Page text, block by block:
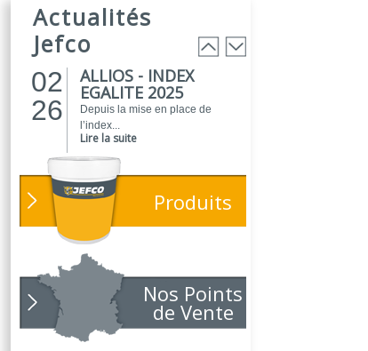
Actualités
Jefco
EVOGREEN est une gamme de
Lire la suite
02
26
ALLIOS - INDEX
EGALITE 2025
Depuis la mise en place de
l’index...
Lire la suite
01
26
ATELIER DU
PEINTRE 2026 !
Parce que chaque chantier
compte, nous...
Lire la suite
01
26
NOUVEAUTÉ
POLARIS
Toujours soucieux des besoins
Lire la suite
Produits
Nos Points
de Vente